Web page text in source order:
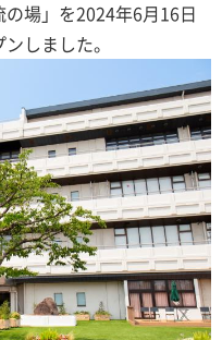
場」を2024年6月16日
しました。